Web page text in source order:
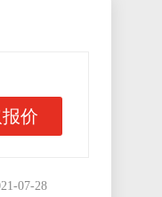
价
08-15
04-25